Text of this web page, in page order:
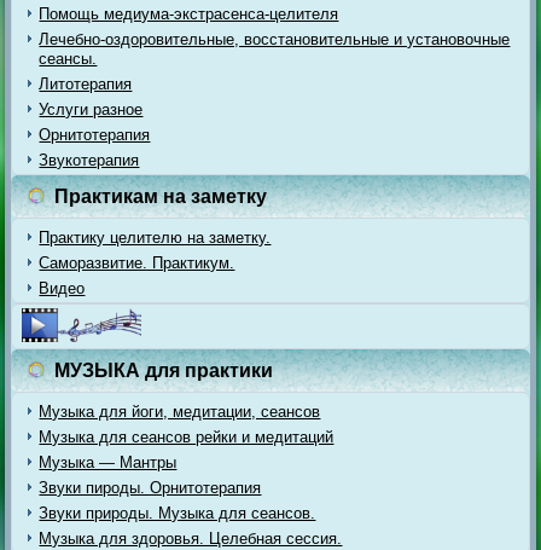
Помощь медиума-экстрасенса-целителя
Лечебно-оздоровительные, восстановительные и установочные
сеансы.
Литотерапия
Услуги разное
Орнитотерапия
Звукотерапия
Практикам на заметку
Практику целителю на заметку.
Саморазвитие. Практикум.
Видео
МУЗЫКА для практики
Музыка для йоги, медитации, сеансов
Музыка для сеансов рейки и медитаций
Музыка — Мантры
Звуки пироды. Орнитотерапия
Звуки природы. Музыка для сеансов.
Музыка для здоровья. Целебная сессия.